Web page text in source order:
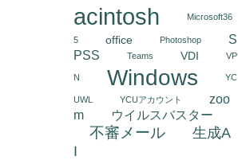
acintosh
Microsoft36
5 office Photoshop
S
PSS
Teams VDI VP
N Windows YC
UWL YCUアカウント
zoo
m
ウイルスバスター
不審メール
生成A
I